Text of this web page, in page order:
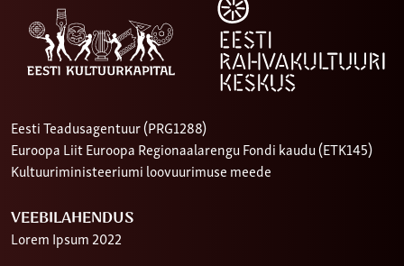
Eesti Teadusagentuur (PRG1288)
Euroopa Liit Euroopa Regionaalarengu Fondi kaudu (ETK145)
Kultuuriministeeriumi loovuurimuse meede
VEEBILAHENDUS
Lorem Ipsum 2022